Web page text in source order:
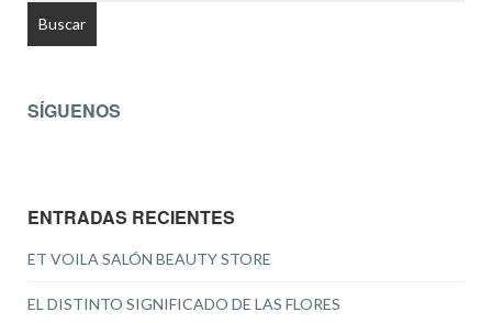
SÍGUENOS
ENTRADAS RECIENTES
ET VOILA SALÓN BEAUTY STORE
EL DISTINTO SIGNIFICADO DE LAS FLORES